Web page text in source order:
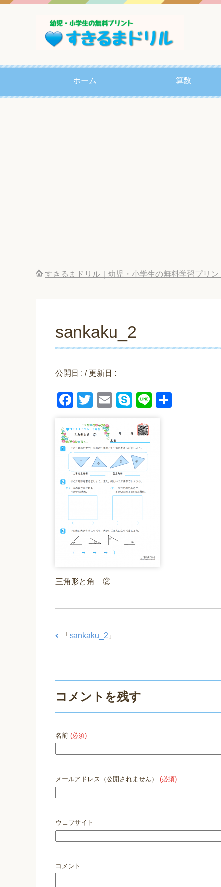
ホーム 算数
すきるまドリル｜幼児・小学生の無料学習プリン
sankaku_2
公開日 : / 更新日 :
F
c
e
b
o
o
T
tt
er
E
ail
S
p
e
Li
三角形と角 ②
「 sankaku_2 」
コメントを残す
名前 (必須)
メールアドレス（公開されません） (必須)
ウェブサイト
コメント